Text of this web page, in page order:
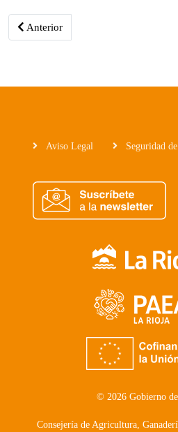
Artículo anterior: Clavijo acogerá la
Anterior
Aviso Legal Seguridad
© 2026 Gobierno
Consejería de Agricultura,